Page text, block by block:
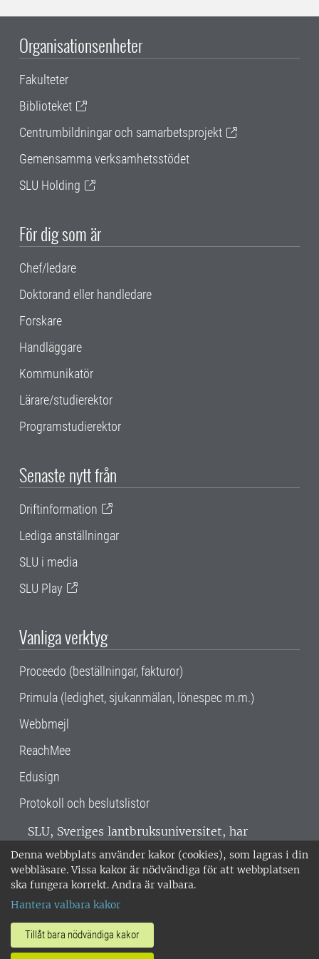
Denna webbplats använder kakor (cookies), som lagras i din
webbläsare. Vissa kakor är nödvändiga för att webbplatsen
ska fungera korrekt. Andra är valbara.
Hantera valbara kakor
Tillåt bara nödvändiga kakor
Organisationsenheter
Fakulteter
Biblioteket
Centrumbildningar och samarbetsprojekt
Gemensamma verksamhetsstödet
SLU Holding
För dig som är
Chef/ledare
Doktorand eller handledare
Forskare
Handläggare
Kommunikatör
Lärare/studierektor
Programstudierektor
Senaste nytt från
Driftinformation
Lediga anställningar
SLU i media
SLU Play
Vanliga verktyg
Proceedo (beställningar, fakturor)
Primula (ledighet, sjukanmälan, lönespec m.m.)
Webbmejl
ReachMee
Edusign
Protokoll och beslutslistor
SLU, Sveriges lantbruksuniversitet, har
verksamhet över hela Sverige. Huvudorter är
Alnarp, Uppsala och Umeå.SLU är
miljöcertifierat enligt ISO 14001. •
018-67 10 00 • Org nr: 202100-2817 •
Om SLU:s webbplatser
•Hantera kakor•Behandling av